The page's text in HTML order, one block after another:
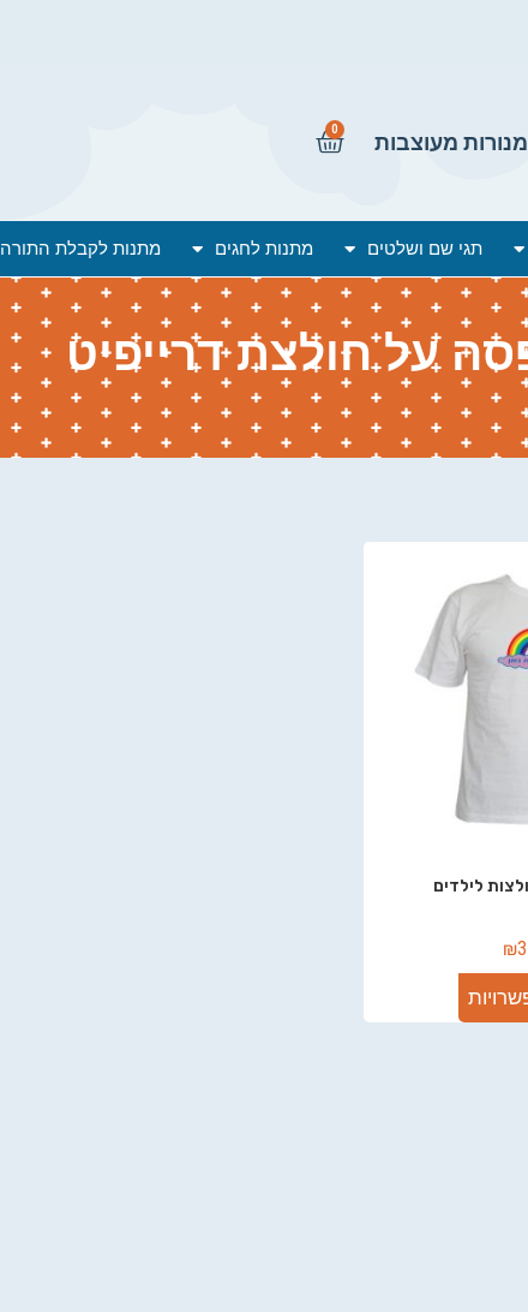
מנורות מעוצבות
0
תגי שם ושלטים מתנות לחגים מתנות לקבלת התורה
על חולצת דרייפיט
לילדים
₪